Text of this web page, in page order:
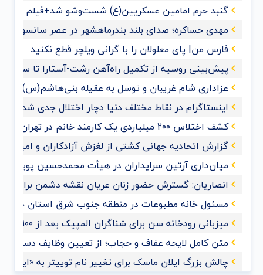
گنبد حرم امامین عسکریین(ع) شست‌وشو شد+فیلم و
مهدی حساکره؛ صدای بلند بندرماهشهر در عصر سانسور و
فارس من| پای معلولان را با گرانی ویلچر قطع نکنید
پیش‌بینی روسیه از تکمیل راه‌آهن رشت-آستارا تا سال ‌۲۰۲۸
عزاداری شام غریبان و توسل به عقیله بنی‌هاشم(س) با
اینستاگرام در نقاط مختلف دنیا دچار اختلال جدی شد
کشف اختلاس ۲۰۰ میلیاردی یک کارمند خانم در تهران
گزارش اتحادیه جهانی کشتی از لغزش آزادکاران و
میان‌داری آرتین سرایداران در هیأت محمدحسین
انصاریان: گسترش حضور زنان عریان نقشه دشمن برای
مسئول خانه مطبوعات در منطقه جنوب شرق استان
میزبانی رودخانه سن برای شناگران المپیک بعد از ۱۰۰ سال
متن کامل لایحه عفاف و حجاب؛ از تعیین وظایف
چالش بزرگ ایلان ماسک برای تغییر نام توییتر به «ایکس»